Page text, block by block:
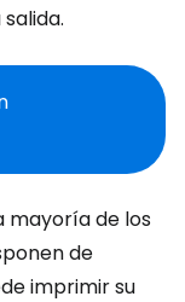
mayoría de los
de
imprimir su